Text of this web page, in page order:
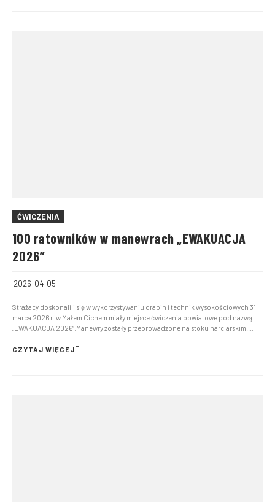
ĆWICZENIA
100 ratowników w manewrach „EWAKUACJA
2026”
2026-04-05
Strażacy doskonalili się w wykorzystywaniu drabin i technik wysokościowych 31
marca 2026 r. w Małem Cichem miały miejsce ćwiczenia powiatowe pod nazwą
„EWAKUACJA 2026”.Manewry zostały przeprowadzone na stoku narciarskim.
uruchomienia zasilania awaryjnego podjęto decyz...
CZYTAJ WIĘCEJ